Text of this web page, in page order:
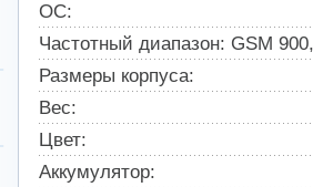
ОС:
Частотный диапазон: GSM
Размеры корпуса:
Вес:
Цвет:
Аккумулятор: